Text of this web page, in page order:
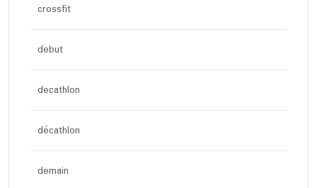
crossfit
debut
decathlon
décathlon
demain